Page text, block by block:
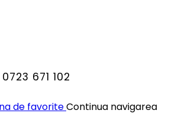
0723 671 102
de favoriteContinua navigarea